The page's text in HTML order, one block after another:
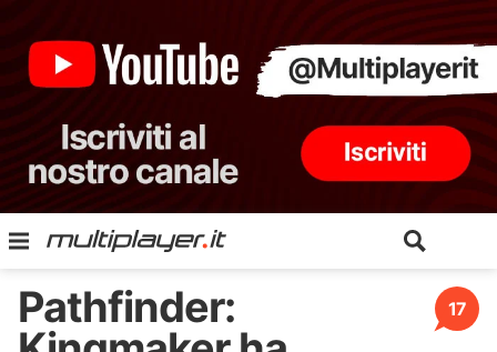
17
Pathfinder: